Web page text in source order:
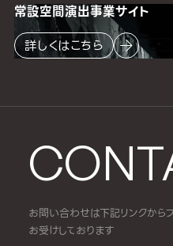
お問い合わせは下記リンクから
お受けしております
常設空間演出事業サイト
詳しくはこちら